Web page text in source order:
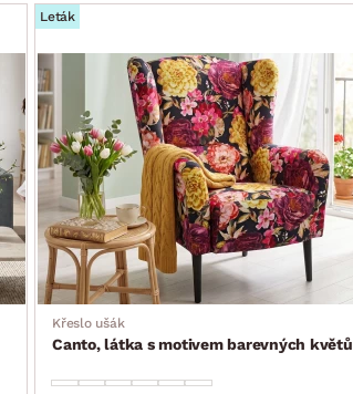
Leták
Křeslo ušák
Canto, látka s motivem barevných květů